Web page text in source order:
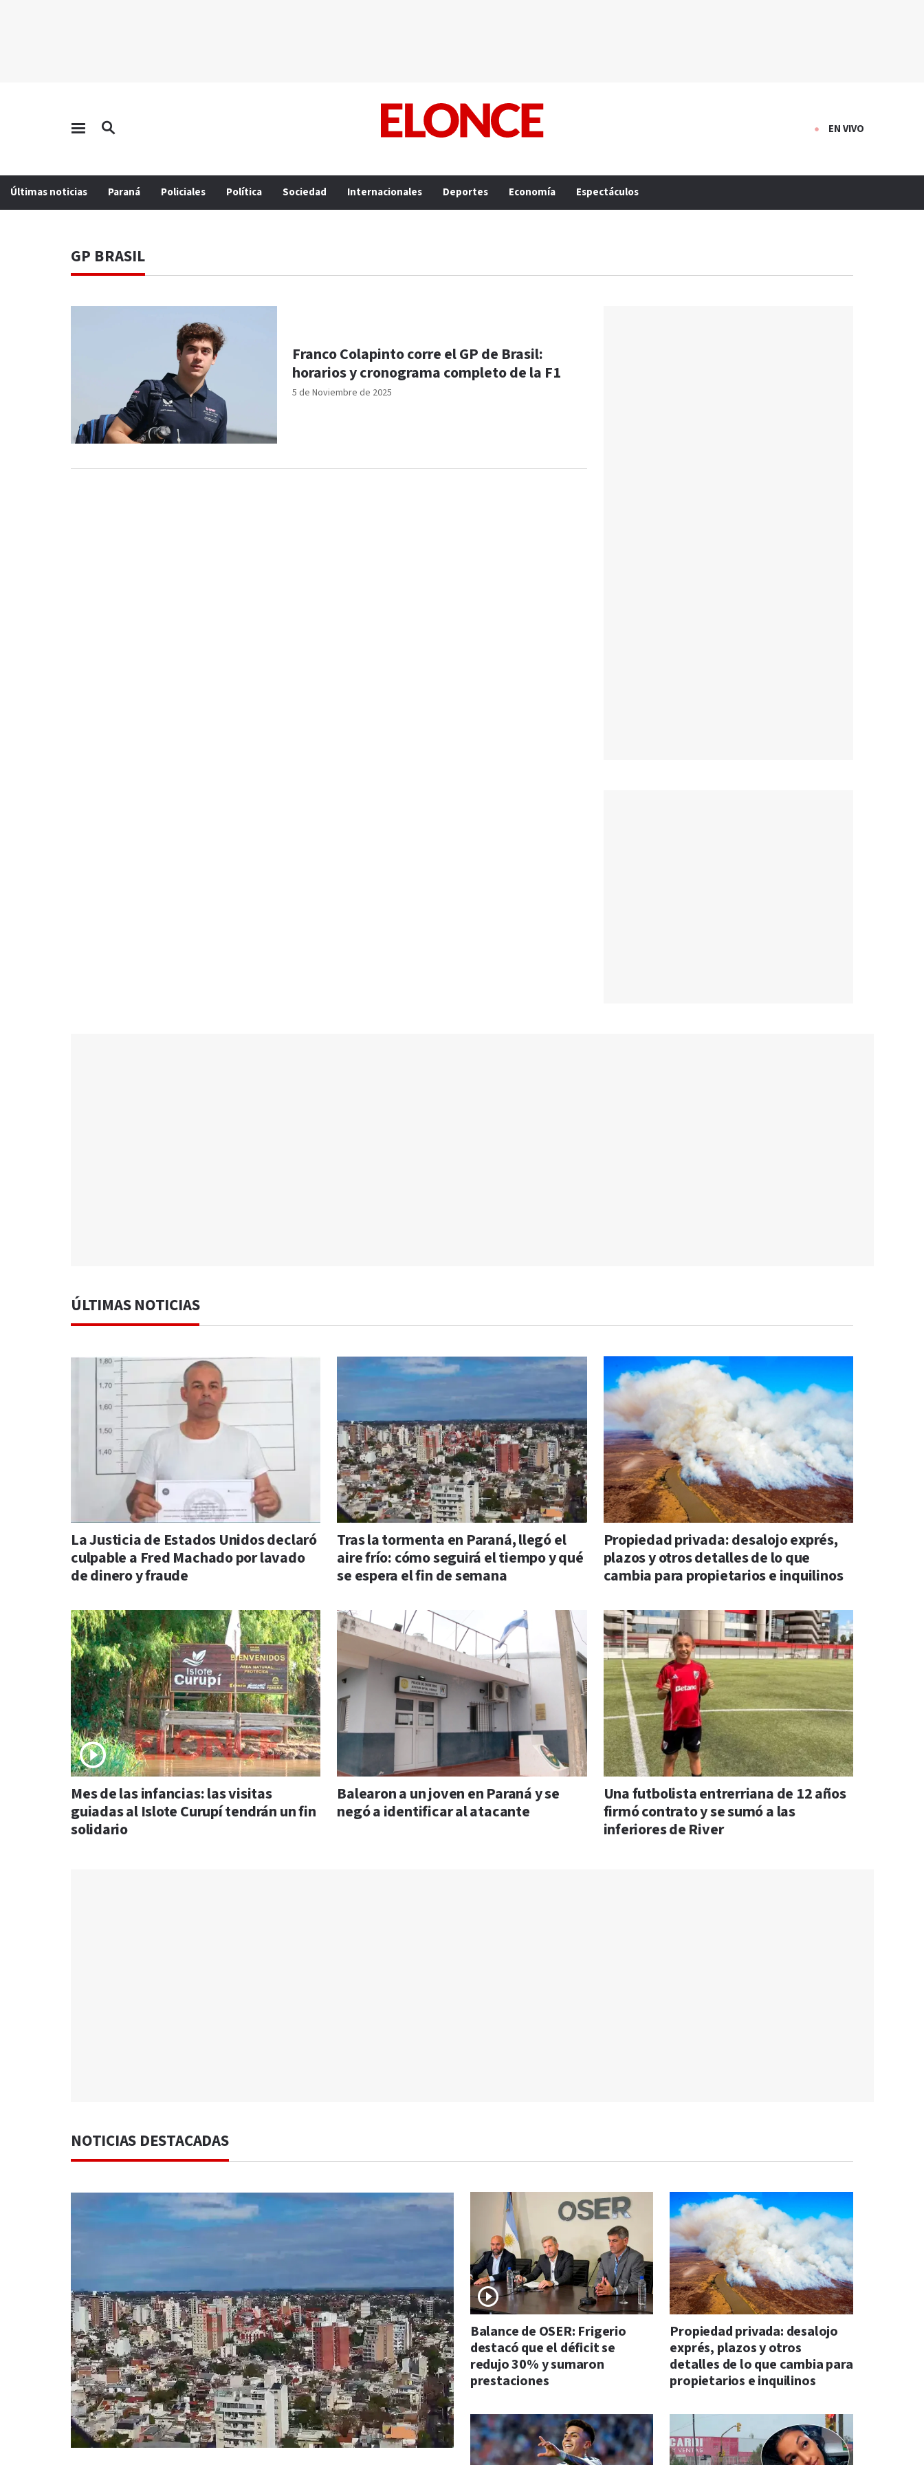
EN VIVO
Últimas noticias Paraná Policiales Política Sociedad Internacionales Deportes Economía Espectáculos
GP BRASIL
5 de Noviembre de 2025
Franco Colapinto corre el GP de Brasil:
horarios y cronograma completo de la F1
ÚLTIMAS NOTICIAS
La Justicia de Estados Unidos declaró
culpable a Fred Machado por lavado
de dinero y fraude
Tras la tormenta en Paraná, llegó el
aire frío: cómo seguirá el tiempo y qué
se espera el fin de semana
Propiedad privada: desalojo exprés,
plazos y otros detalles de lo que
cambia para propietarios e inquilinos
Mes de las infancias: las visitas
guiadas al Islote Curupí tendrán un fin
solidario
Balearon a un joven en Paraná y se
negó a identificar al atacante
Una futbolista entrerriana de 12 años
firmó contrato y se sumó a las
inferiores de River
NOTICIAS DESTACADAS
Balance de OSER: Frigerio
destacó que el déficit se
redujo 30% y sumaron
prestaciones
Propiedad privada: desalojo
exprés, plazos y otros
detalles de lo que cambia para
propietarios e inquilinos